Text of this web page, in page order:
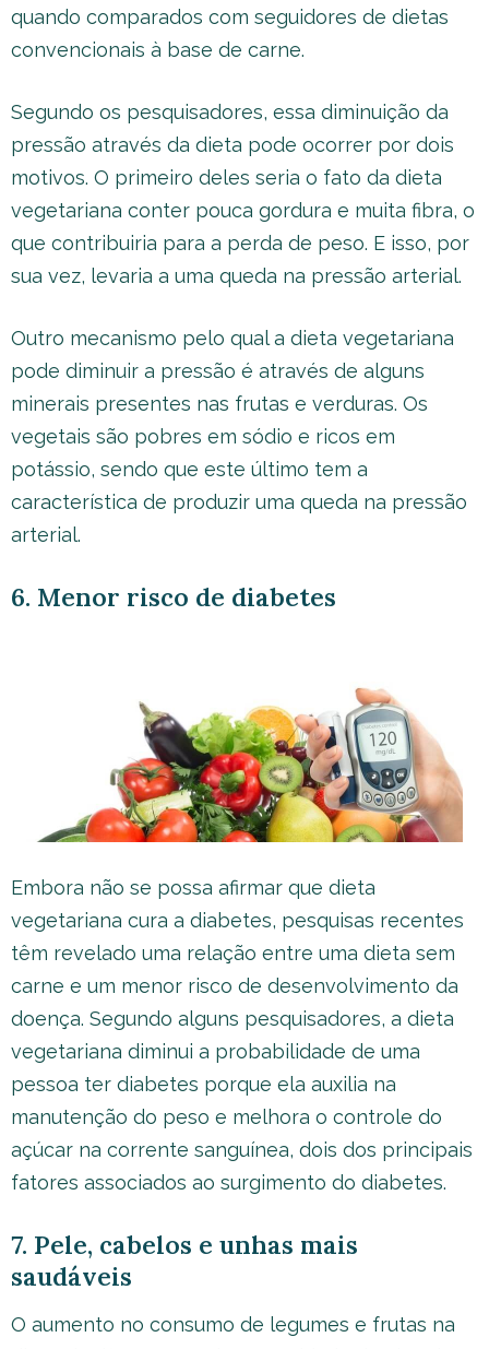
quando comparados com seguidores de dietas
convencionais à base de carne.
Segundo os pesquisadores, essa diminuição da
pressão através da dieta pode ocorrer por dois
motivos. O primeiro deles seria o fato da dieta
vegetariana conter pouca gordura e muita fibra, o
que contribuiria para a perda de peso. E isso, por
sua vez, levaria a uma queda na pressão arterial.
Outro mecanismo pelo qual a dieta vegetariana
pode diminuir a pressão é através de alguns
minerais presentes nas frutas e verduras. Os
vegetais são pobres em sódio e ricos em
potássio, sendo que este último tem a
característica de produzir uma queda na pressão
arterial.
6. Menor risco de diabetes
Embora não se possa afirmar que dieta
vegetariana cura a diabetes, pesquisas recentes
têm revelado uma relação entre uma dieta sem
carne e um menor risco de desenvolvimento da
doença. Segundo alguns pesquisadores, a dieta
vegetariana diminui a probabilidade de uma
pessoa ter diabetes porque ela auxilia na
manutenção do peso e melhora o controle do
açúcar na corrente sanguínea, dois dos principais
fatores associados ao surgimento do diabetes.
7. Pele, cabelos e unhas mais
saudáveis
O aumento no consumo de legumes e frutas na